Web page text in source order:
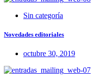
Sin categoría
Novedades editoriales
octubre 30, 2019